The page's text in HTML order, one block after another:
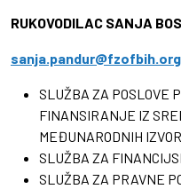
RUKOVODILAC SANJA
SLUŽBA ZA POSLOVE
FINANSIRANJE IZ
MEĐUNARODNIH
SLUŽBA ZA
SLUŽBA ZA PRAVNE